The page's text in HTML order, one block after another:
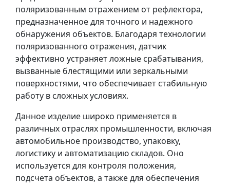
поляризованным отражением от рефлектора,
предназначенное для точного и надежного
обнаружения объектов. Благодаря технологии
поляризованного отражения, датчик
эффективно устраняет ложные срабатывания,
вызванные блестящими или зеркальными
поверхностями, что обеспечивает стабильную
работу в сложных условиях.
Данное изделие широко применяется в
различных отраслях промышленности, включая
автомобильное производство, упаковку,
логистику и автоматизацию складов. Оно
используется для контроля положения,
подсчета объектов, а также для обеспечения